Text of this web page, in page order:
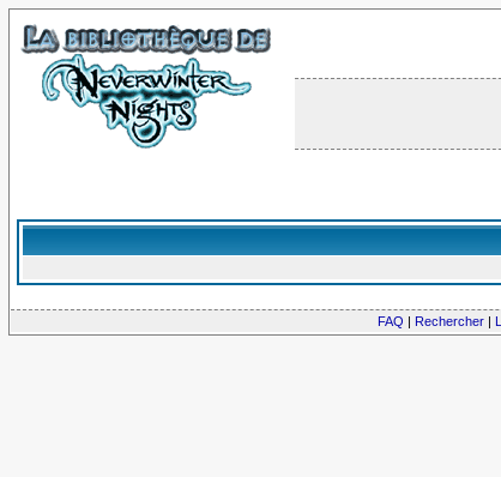
FAQ Rechercher